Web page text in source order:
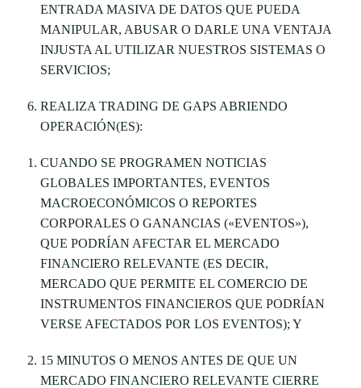
ENTRADA MASIVA DE DATOS QUE PUEDA
MANIPULAR, ABUSAR O DARLE UNA VENTAJA
INJUSTA AL UTILIZAR NUESTROS SISTEMAS O
SERVICIOS;
REALIZA TRADING DE GAPS ABRIENDO
OPERACIÓN(ES):
CUANDO SE PROGRAMEN NOTICIAS
GLOBALES IMPORTANTES, EVENTOS
MACROECONÓMICOS O REPORTES
CORPORALES O GANANCIAS («EVENTOS»),
QUE PODRÍAN AFECTAR EL MERCADO
FINANCIERO RELEVANTE (ES DECIR,
MERCADO QUE PERMITE EL COMERCIO DE
INSTRUMENTOS FINANCIEROS QUE PODRÍAN
VERSE AFECTADOS POR LOS EVENTOS); Y
15 MINUTOS O MENOS ANTES DE QUE UN
MERCADO FINANCIERO RELEVANTE CIERRE